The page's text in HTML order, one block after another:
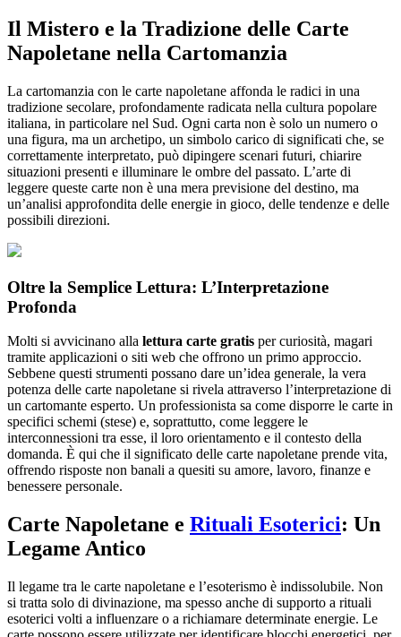
Il Mistero e la Tradizione delle Carte
Napoletane nella Cartomanzia
La cartomanzia con le carte napoletane affonda le radici in una
tradizione secolare, profondamente radicata nella cultura popolare
italiana, in particolare nel Sud. Ogni carta non è solo un numero o
una figura, ma un archetipo, un simbolo carico di significati che, se
correttamente interpretato, può dipingere scenari futuri, chiarire
situazioni presenti e illuminare le ombre del passato. L’arte di
leggere queste carte non è una mera previsione del destino, ma
un’analisi approfondita delle energie in gioco, delle tendenze e delle
possibili direzioni.
Oltre la Semplice Lettura: L’Interpretazione
Profonda
Molti si avvicinano alla lettura carte gratis per curiosità, magari
tramite applicazioni o siti web che offrono un primo approccio.
Sebbene questi strumenti possano dare un’idea generale, la vera
potenza delle carte napoletane si rivela attraverso l’interpretazione di
un cartomante esperto. Un professionista sa come disporre le carte in
specifici schemi (stese) e, soprattutto, come leggere le
interconnessioni tra esse, il loro orientamento e il contesto della
domanda. È qui che il significato delle carte napoletane prende vita,
offrendo risposte non banali a quesiti su amore, lavoro, finanze e
benessere personale.
Carte Napoletane e Rituali Esoterici: Un
Legame Antico
Il legame tra le carte napoletane e l’esoterismo è indissolubile. Non
si tratta solo di divinazione, ma spesso anche di supporto a rituali
esoterici volti a influenzare o a richiamare determinate energie. Le